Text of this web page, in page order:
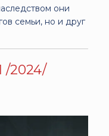
они
семьи, но и друг
/2024/